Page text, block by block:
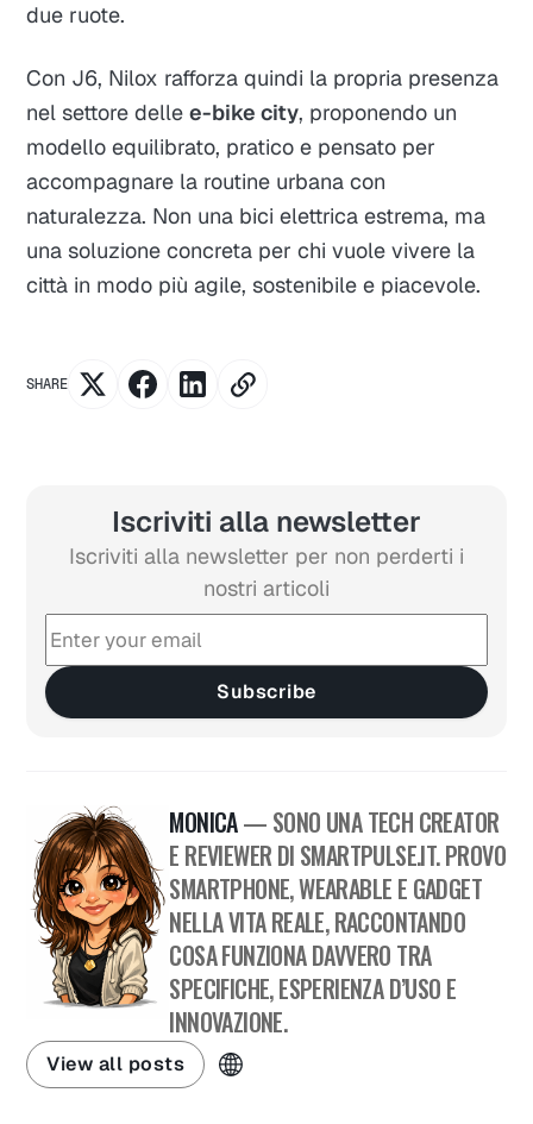
due ruote.
Con J6, Nilox rafforza quindi la propria presenza
nel settore dellee-bike city, proponendo un
modello equilibrato, pratico e pensato per
accompagnare la routine urbana con
naturalezza. Non una bici elettrica estrema, ma
una soluzione concreta per chi vuole vivere la
città in modo più agile, sostenibile e piacevole.
SHARE
Iscriviti alla newsletter
Iscriviti alla newsletter per non perderti i
nostri articoli
Subscribe
MONICA— SONO UNA TECH CREATOR
E REVIEWER DI SMARTPULSE.IT. PROVO
SMARTPHONE, WEARABLE E GADGET
NELLA VITA REALE, RACCONTANDO
COSA FUNZIONA DAVVERO TRA
SPECIFICHE, ESPERIENZA D’USO E
INNOVAZIONE.
View all posts